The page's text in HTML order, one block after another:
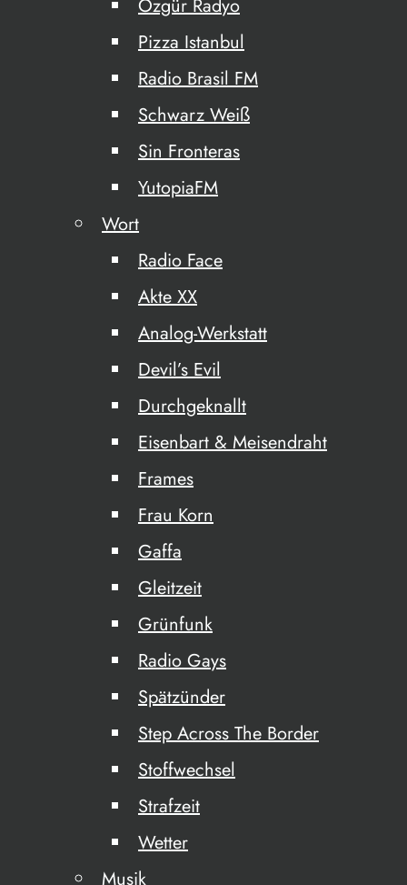
Özgür Radyo
Pizza Istanbul
Radio Brasil FM
Schwarz Weiß
Sin Fronteras
YutopiaFM
Wort
Radio Face
Akte XX
Analog-Werkstatt
Devil’s Evil
Durchgeknallt
Eisenbart & Meisendraht
Frames
Frau Korn
Gaffa
Gleitzeit
Grünfunk
Radio Gays
Spätzünder
Step Across The Border
Stoffwechsel
Strafzeit
Wetter
Musik